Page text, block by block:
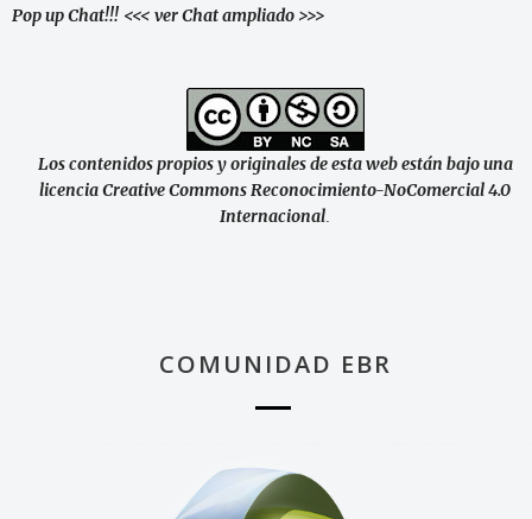
Pop up Chat!!! <<< ver Chat ampliado >>>
Los contenidos propios y originales de esta web están bajo una
licencia Creative Commons Reconocimiento-NoComercial 4.0
Internacional
COMUNIDAD EBR